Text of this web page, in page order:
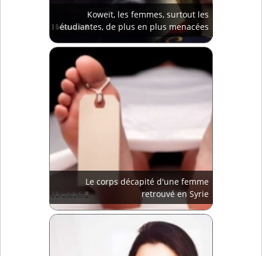
Koweït, les femmes, surtout les
étudiantes, de plus en plus menacées
Le corps décapité d'une femme
retrouvé en Syrie